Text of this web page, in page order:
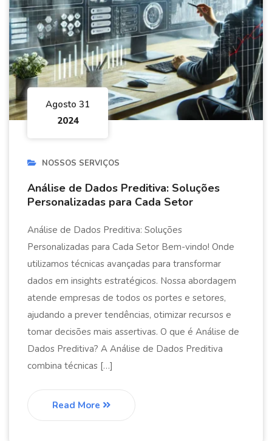
Agosto 31
2024
NOSSOS SERVIÇOS
Análise de Dados Preditiva: Soluções
Personalizadas para Cada Setor
Análise de Dados Preditiva: Soluções
Personalizadas para Cada Setor Bem-vindo! Onde
utilizamos técnicas avançadas para transformar
dados em insights estratégicos. Nossa abordagem
atende empresas de todos os portes e setores,
ajudando a prever tendências, otimizar recursos e
tomar decisões mais assertivas. O que é Análise de
Dados Preditiva? A Análise de Dados Preditiva
combina técnicas […]
Read More